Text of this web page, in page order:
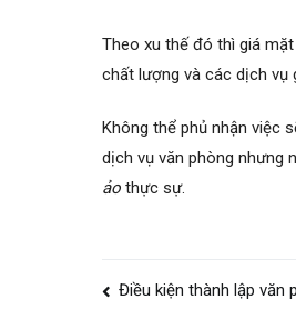
Theo xu thế đó thì giá
chất lượng và các dịch vụ
Không thể phủ nhận việc
dịch vụ văn phòng nhưng
ảo thực sự.
Điều
Điều kiện thành lập văn